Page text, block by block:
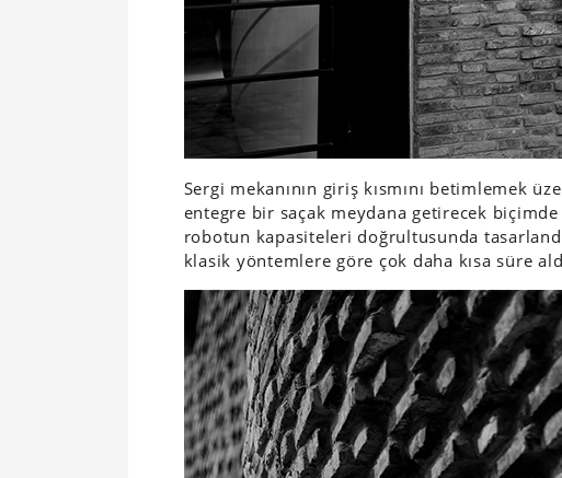
Sergi mekanının giriş kısmını betimlemek
entegre bir saçak meydana getirecek
robotun kapasiteleri doğrultusunda
klasik yöntemlere göre çok daha kısa süre